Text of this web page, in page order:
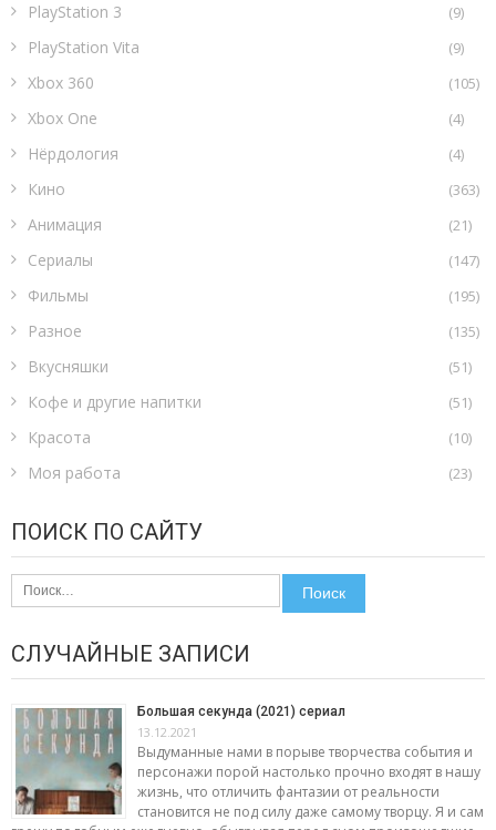
PlayStation 3 (9)
PlayStation Vita (9)
Xbox 360 (105)
Xbox One (4)
Нёрдология (4)
Кино (363)
Анимация (21)
Сериалы (147)
Фильмы (195)
Разное (135)
Вкусняшки (51)
Кофе и другие напитки (51)
Красота (10)
Моя работа (23)
ПОИСК ПО САЙТУ
Найти:
СЛУЧАЙНЫЕ ЗАПИСИ
Большая секунда (2021) сериал
13.12.2021
Выдуманные нами в порыве творчества события и
персонажи порой настолько прочно входят в нашу
жизнь, что отличить фантазии от реальности
становится не под силу даже самому творцу. Я и сам